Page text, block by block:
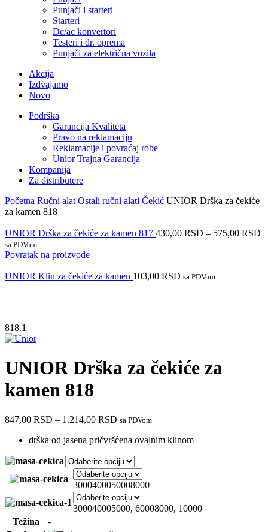
Punjači i starteri
Starteri
Dc/ac konvertori
Testeri i dr. oprema
Punjači za električna vozila
Akcija
Izdvajamo
Novo
Podrška
Garancija Kvaliteta
Pravo na reklamaciju
Reklamacije i povraćaj robe
Unior Trajna Garancija
Kompanija
Za distributere
Početna Ručni alat Ostali ručni alati Čekić UNIOR Drška za čekiće
za kamen 818
UNIOR Drška za čekiće za kamen 817 430,00 RSD – 575,00 RSD
sa PDVom
Povratak na proizvode
UNIOR Klin za čekiće za kamen 103,00 RSD sa PDVom
818.1
UNIOR Drška za čekiće za
kamen 818
847,00 RSD – 1.214,00 RSD sa PDVom
drška od jasena pričvršćena ovalnim klinom
3000400050008000
300040005000, 60008000, 10000
Težina
-